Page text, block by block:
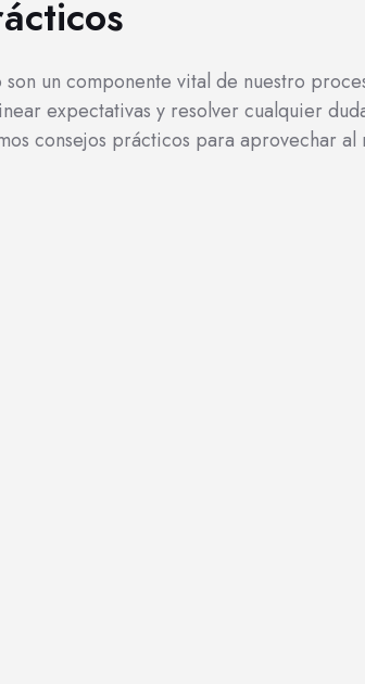
un componente vital de nuestro
expectativas y resolver cualquier
consejos prácticos para aprovechar al